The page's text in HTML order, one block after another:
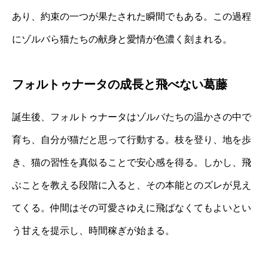
あり、約束の一つが果たされた瞬間でもある。この過程
にゾルバら猫たちの献身と愛情が色濃く刻まれる。
フォルトゥナータの成長と飛べない葛藤
誕生後、フォルトゥナータはゾルバたちの温かさの中で
育ち、自分が猫だと思って行動する。枝を登り、地を歩
き、猫の習性を真似ることで安心感を得る。しかし、飛
ぶことを教える段階に入ると、その本能とのズレが見え
てくる。仲間はその可愛さゆえに飛ばなくてもよいとい
う甘えを提示し、時間稼ぎが始まる。